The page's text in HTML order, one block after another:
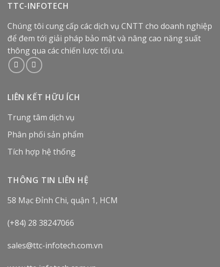
TTC-INFOTECH
Chúng tôi cung cấp các dịch vụ CNTT cho doanh nghiệp
để đem tới giải pháp bảo mật và nâng cao năng suất
thông qua các chiến lược tối ưu.
LIÊN KẾT HỮU ÍCH
Trung tâm dịch vụ
Phân phối sản phẩm
Tích hợp hệ thống
THÔNG TIN LIÊN HỆ
58 Mạc Đỉnh Chi, quận 1, HCM
(+84) 28 38247066
sales@ttc-infotech.com.vn